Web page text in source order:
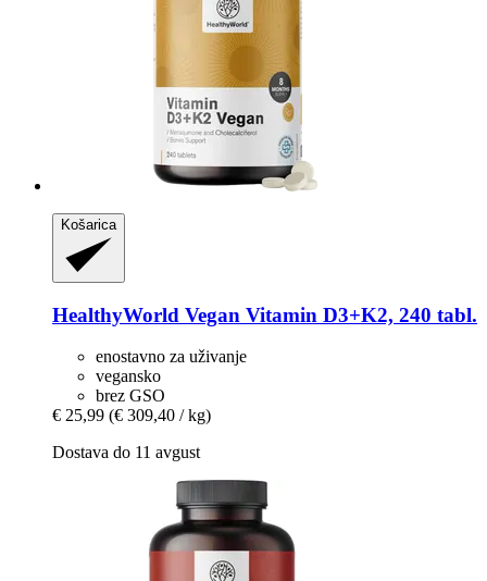
Košarica
HealthyWorld Vegan Vitamin D3+K2, 240 tabl.
enostavno za uživanje
vegansko
brez GSO
€ 25,99 (€ 309,40 / kg)
Dostava do 11 avgust